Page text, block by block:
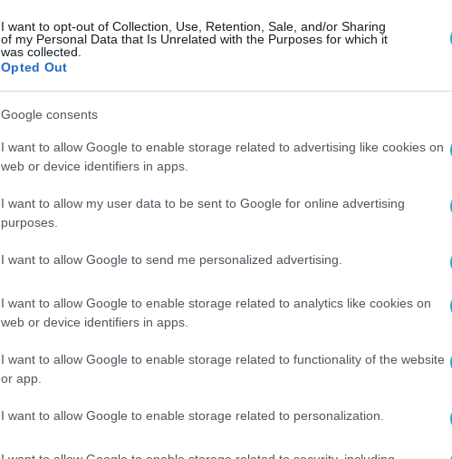
I want to opt-out of Collection, Use, Retention, Sale, and/or Sharing
of my Personal Data that Is Unrelated with the Purposes for which it
was collected.
Opted Out
Google consents
I want to allow Google to enable storage related to advertising like cookies on
web or device identifiers in apps.
I want to allow my user data to be sent to Google for online advertising
purposes.
I want to allow Google to send me personalized advertising.
I want to allow Google to enable storage related to analytics like cookies on
web or device identifiers in apps.
I want to allow Google to enable storage related to functionality of the website
or app.
I want to allow Google to enable storage related to personalization.